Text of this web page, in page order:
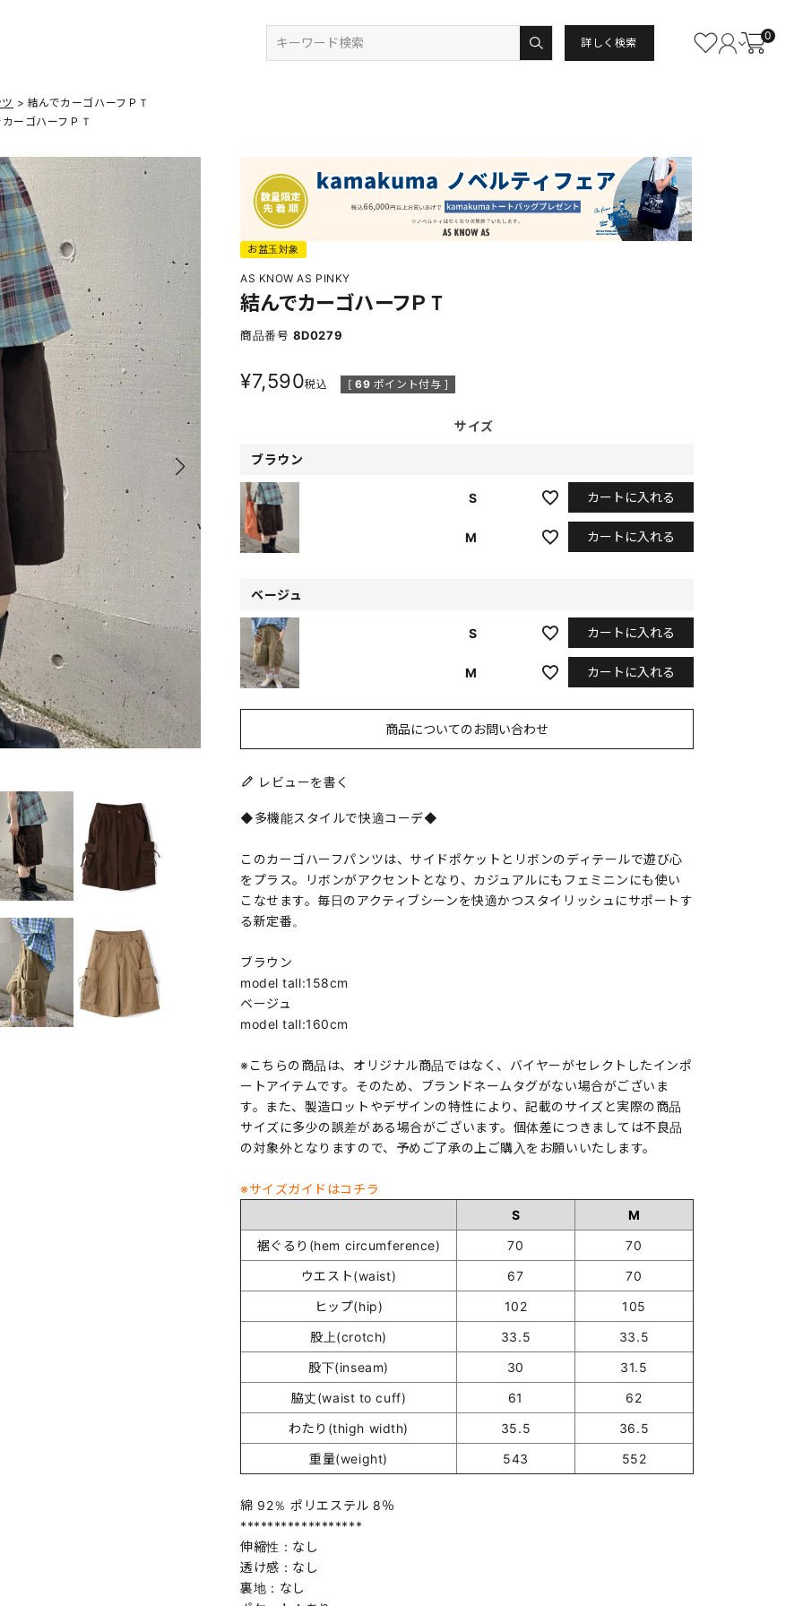
詳しく検索
0
結んでカーゴハーフＰＴ
ーゴハーフＰＴ
お盆玉対象
AS KNOW AS PINKY
結んでカーゴハーフＰＴ
商品番号 8D0279
¥7,590税込 [ 69 ポイント付与 ]
サイズ
ブラウン
S カートに入れる
M カートに入れる
ベージュ
S カートに入れる
M カートに入れる
商品についてのお問い合わせ
レビューを書く
◆多機能スタイルで快適コーデ◆
このカーゴハーフパンツは、サイドポケットとリボンのディテールで遊び心
をプラス。リボンがアクセントとなり、カジュアルにもフェミニンにも使い
こなせます。毎日のアクティブシーンを快適かつスタイリッシュにサポートす
る新定番。
ブラウン
model tall:158cm
ベージュ
model tall:160cm
※こちらの商品は、オリジナル商品ではなく、バイヤーがセレクトしたインポ
ートアイテムです。そのため、ブランドネームタグがない場合がございま
す。また、製造ロットやデザインの特性により、記載のサイズと実際の商品
サイズに多少の誤差がある場合がございます。個体差につきましては不良品
の対象外となりますので、予めご了承の上ご購入をお願いいたします。
※サイズガイドはコチラ
S
M
裾ぐるり(hem circumference)
70
70
ウエスト(waist)
67
70
ヒップ(hip)
102
105
股上(crotch)
33.5
33.5
股下(inseam)
30
31.5
脇丈(waist to cuff)
61
62
わたり(thigh width)
35.5
36.5
重量(weight)
543 552
綿 92％ ポリエステル 8％
******************
伸縮性：なし
透け感：なし
裏地：なし